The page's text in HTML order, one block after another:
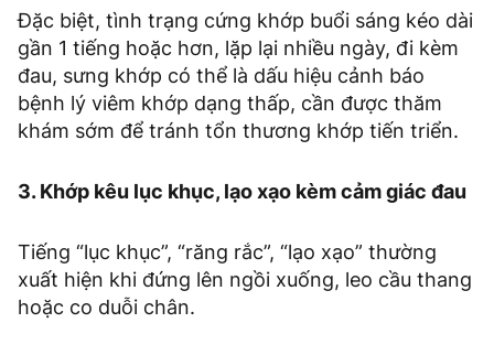
Đặc biệt, tình trạng cứng khớp buổi sáng kéo dài
gần 1 tiếng hoặc hơn, lặp lại nhiều ngày, đi kèm
đau, sưng khớp có thể là dấu hiệu cảnh báo
bệnh lý viêm khớp dạng thấp, cần được thăm
khám sớm để tránh tổn thương khớp tiến triển.
3. Khớp kêu lục khục, lạo xạo kèm cảm giác đau
Tiếng “lục khục”, “răng rắc”, “lạo xạo” thường
xuất hiện khi đứng lên ngồi xuống, leo cầu thang
hoặc co duỗi chân.